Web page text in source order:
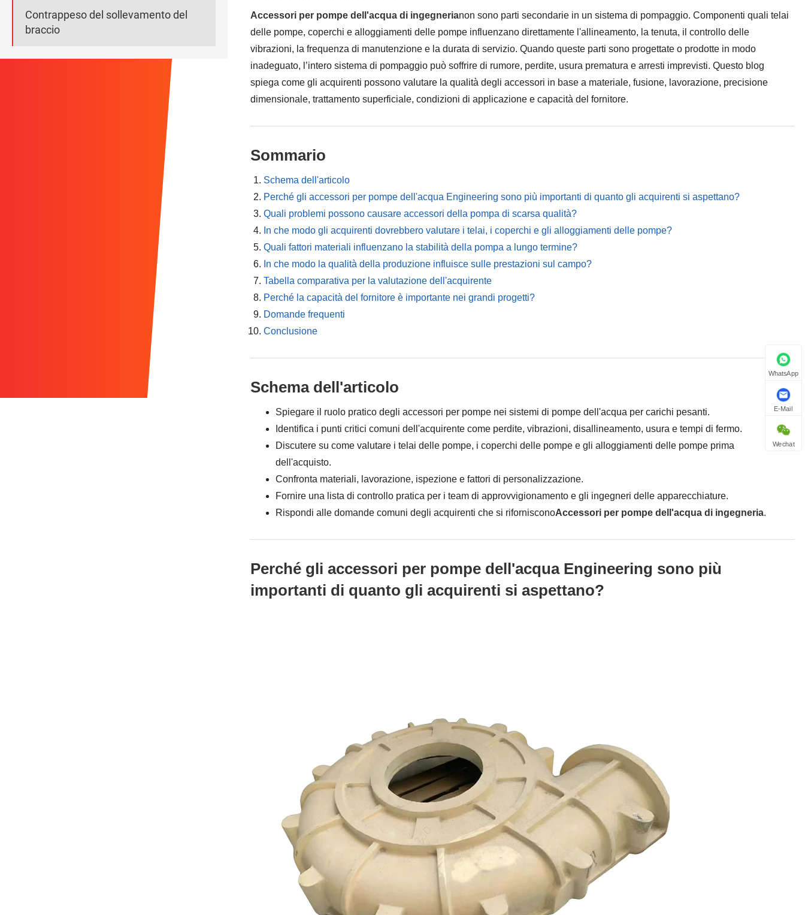
Contrappeso del sollevamento del
braccio
Accessori per pompe dell'acqua di ingegnerianon sono parti secondarie in un sistema di pompaggio. Componenti quali telai
delle pompe, coperchi e alloggiamenti delle pompe influenzano direttamente l'allineamento, la tenuta, il controllo delle
vibrazioni, la frequenza di manutenzione e la durata di servizio. Quando queste parti sono progettate o prodotte in modo
inadeguato, l’intero sistema di pompaggio può soffrire di rumore, perdite, usura prematura e arresti imprevisti. Questo blog
spiega come gli acquirenti possono valutare la qualità degli accessori in base a materiale, fusione, lavorazione, precisione
dimensionale, trattamento superficiale, condizioni di applicazione e capacità del fornitore.
Sommario
Schema dell'articolo
Perché gli accessori per pompe dell'acqua Engineering sono più importanti di quanto gli acquirenti si aspettano?
Quali problemi possono causare accessori della pompa di scarsa qualità?
In che modo gli acquirenti dovrebbero valutare i telai, i coperchi e gli alloggiamenti delle pompe?
Quali fattori materiali influenzano la stabilità della pompa a lungo termine?
In che modo la qualità della produzione influisce sulle prestazioni sul campo?
Tabella comparativa per la valutazione dell'acquirente
Perché la capacità del fornitore è importante nei grandi progetti?
Domande frequenti
Conclusione
Schema dell'articolo
Spiegare il ruolo pratico degli accessori per pompe nei sistemi di pompe dell'acqua per carichi pesanti.
Identifica i punti critici comuni dell'acquirente come perdite, vibrazioni, disallineamento, usura e tempi di fermo.
Discutere su come valutare i telai delle pompe, i coperchi delle pompe e gli alloggiamenti delle pompe prima
dell'acquisto.
Confronta materiali, lavorazione, ispezione e fattori di personalizzazione.
Fornire una lista di controllo pratica per i team di approvvigionamento e gli ingegneri delle apparecchiature.
Rispondi alle domande comuni degli acquirenti che si rifornisconoAccessori per pompe dell'acqua di ingegneria.
Perché gli accessori per pompe dell'acqua Engineering sono più
importanti di quanto gli acquirenti si aspettano?
WhatsApp
E-Mail
Wechat